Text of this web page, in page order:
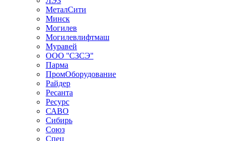
МеталСити
Минск
Могилев
Могилевлифтмаш
Муравей
ООО ''СЗСЭ''
Парма
ПромОборудование
Райдер
Ресанта
Ресурс
САВО
Сибирь
Союз
Спец